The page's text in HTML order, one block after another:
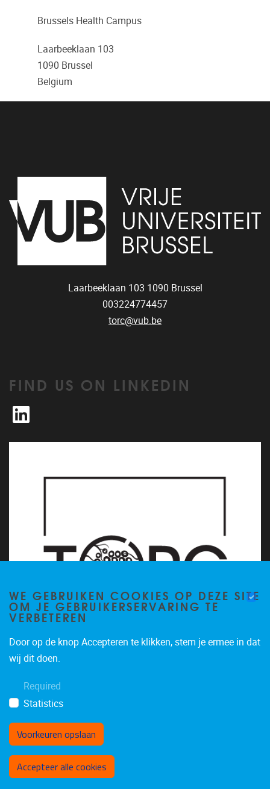
Brussels Health Campus
Laarbeeklaan 103
1090 Brussel
Belgium
Laarbeeklaan 103 1090 Brussel
003224774457
torc@vub.be
FIND US ON LINKEDIN
LinkedIn
Privacy policy
WE GEBRUIKEN COOKIES OP DEZE SITE
OM JE GEBRUIKERSERVARING TE
VERBETEREN
Door op de knop Accepteren te klikken, stem je ermee in dat
wij dit doen.
Required
Statistics
Voorkeuren opslaan
Accepteer alle cookies